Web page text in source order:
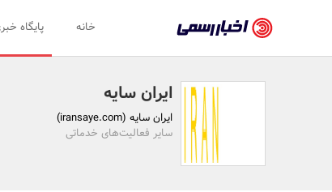
رسمی
-
اخبار
تایید
خانه پایگاه
ایران سایه
ایران سایه (iransaye.com)
سایر فعالیت‌های خدماتی